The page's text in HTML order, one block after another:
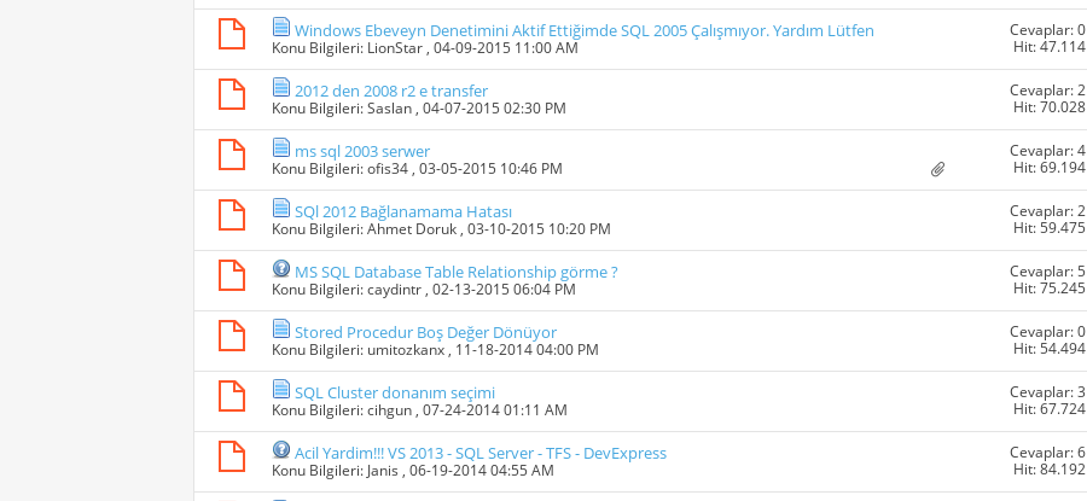
Windows Ebeveyn Denetimini Aktif Ettiğimde SQL 2005 Çalışmıyor. Yardım Lütfen
Konu Bilgileri: LionStar , 04-09-2015 11:00 AM
Cevaplar: 0
Hit: 47.114
2012 den 2008 r2 e transfer
Konu Bilgileri:Saslan , 04-07-2015 02:30 PM
Cevaplar: 2
Hit: 70.028
ms sql 2003 serwer
Konu Bilgileri:ofis34 , 03-05-2015 10:46 PM
Cevaplar: 4
Hit: 69.194
SQl 2012 Bağlanamama Hatası
Konu Bilgileri:Ahmet Doruk , 03-10-2015 10:20 PM
Cevaplar: 2
Hit: 59.475
MS SQL Database Table Relationship görme ?
Konu Bilgileri:caydintr , 02-13-2015 06:04 PM
Cevaplar: 5
Hit: 75.245
Stored Procedur Boş Değer Dönüyor
Konu Bilgileri: umitozkanx , 11-18-2014 04:00 PM
Cevaplar: 0
Hit: 54.494
SQL Cluster donanım seçimi
Konu Bilgileri:cihgun , 07-24-2014 01:11 AM
Cevaplar: 3
Hit: 67.724
Acil Yardim!!! VS 2013 - SQL Server - TFS - DevExpress
Konu Bilgileri: Janis , 06-19-2014 04:55 AM
Cevaplar: 6
Hit: 84.192